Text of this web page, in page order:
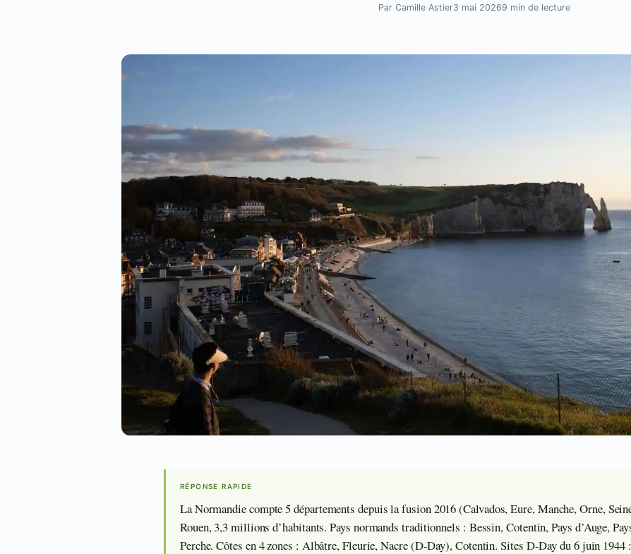
Par Camille Astier3 mai 20269 min de lecture
RÉPONSE RAPIDE
La Normandie compte 5 départements depuis la fusion 2016 (Calvados, Eure, Manche, Orne,
Rouen, 3,3 millions d’habitants. Pays normands traditionnels : Bessin, Cotentin, Pays d’Auge,
Perche. Côtes en 4 zones : Albâtre, Fleurie, Nacre (D-Day), Cotentin. Sites D-Day du 6 juin 1944